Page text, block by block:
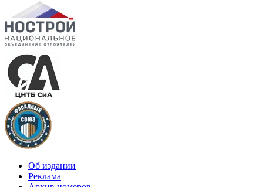
Об издании
Реклама